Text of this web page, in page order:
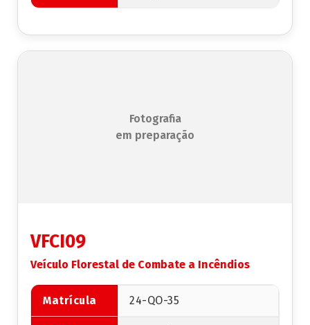
Fotografia
em preparação
VFCI09
Veículo Florestal de Combate a Incêndios
Matrícula 24-QO-35